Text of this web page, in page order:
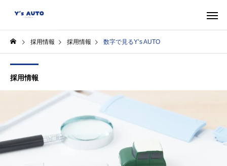
採用情報 採用情報 数字で見るY’s AUTO
採用情報